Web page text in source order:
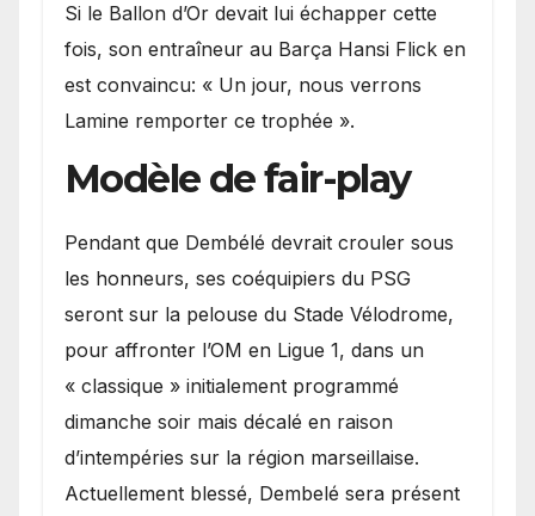
Si le Ballon d’Or devait lui échapper cette
fois, son entraîneur au Barça Hansi Flick en
est convaincu: « Un jour, nous verrons
Lamine remporter ce trophée ».
Modèle de fair-play
Pendant que Dembélé devrait crouler sous
les honneurs, ses coéquipiers du PSG
seront sur la pelouse du Stade Vélodrome,
pour affronter l’OM en Ligue 1, dans un
« classique » initialement programmé
dimanche soir mais décalé en raison
d’intempéries sur la région marseillaise.
Actuellement blessé, Dembelé sera présent